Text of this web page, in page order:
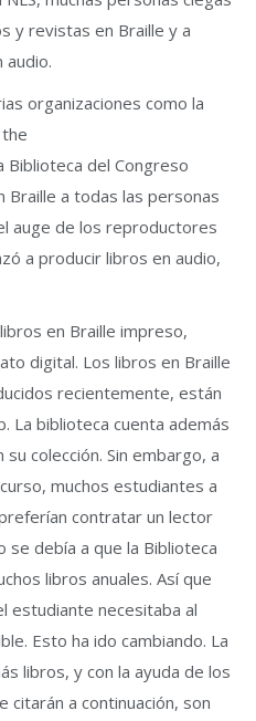
y revistas en Braille y a
organizaciones como la
Biblioteca del Congreso
Braille a todas las personas
auge de los reproductores
a producir libros en audio,
en Braille impreso,
digital. Los libros en Braille
recientemente, están
La biblioteca cuenta además
colección. Sin embargo, a
muchos estudiantes a
contratar un lector
se debía a que la Biblioteca
libros anuales. Así que
estudiante necesitaba al
Esto ha ido cambiando. La
libros, y con la ayuda de los
citarán a continuación, son